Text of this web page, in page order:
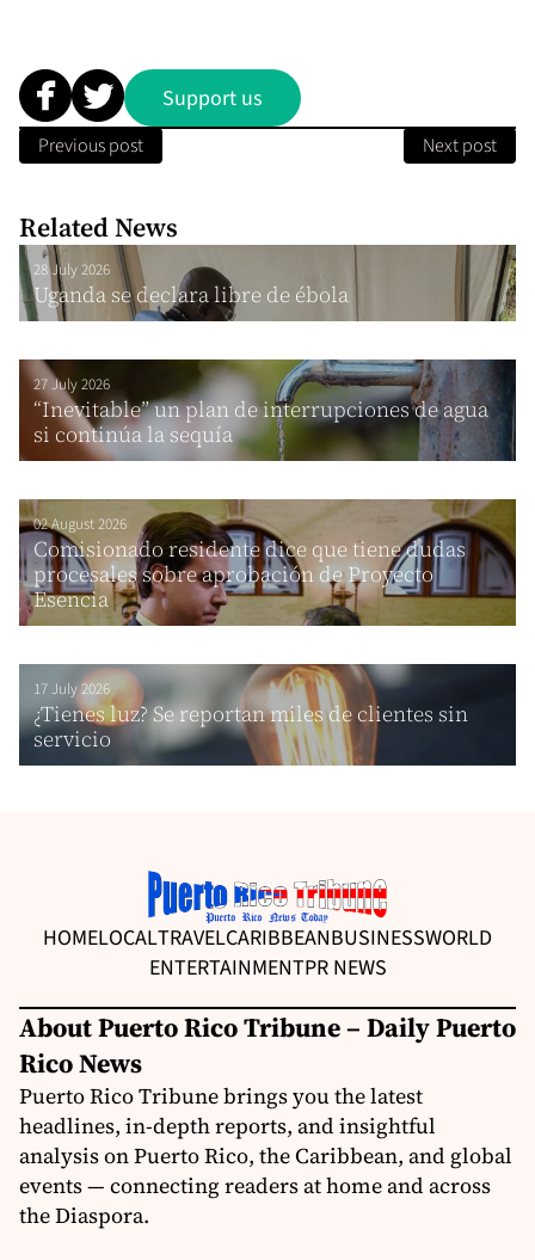
Support us
Previous post Next post
Related News
28 July 2026
Uganda se declara libre de ébola
27 July 2026
“Inevitable” un plan de interrupciones de agua
si continúa la sequía
02 August 2026
Comisionado residente dice que tiene dudas
procesales sobre aprobación de Proyecto
Esencia
17 July 2026
¿Tienes luz? Se reportan miles de clientes sin
servicio
HOMELOCALTRAVELCARIBBEANBUSINESSWORLD
ENTERTAINMENTPR NEWS
About Puerto Rico Tribune – Daily Puerto
Rico News
Puerto Rico Tribune brings you the latest
headlines, in-depth reports, and insightful
analysis on Puerto Rico, the Caribbean, and global
events — connecting readers at home and across
the Diaspora.